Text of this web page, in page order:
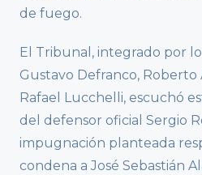
de fuego.
El Tribunal, integrado por
Gustavo Defranco, Roberto
Rafael Lucchelli, escuchó
del defensor oficial Sergio
impugnación planteada
condena a José Sebastián